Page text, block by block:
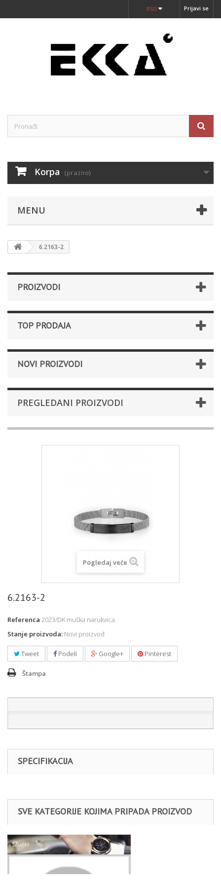
Prijavi se
RSD
Korpa (prazno)
MENU
6.2163-2
PROIZVODI
TOP PRODAJA
NOVI PROIZVODI
PREGLEDANI PROIZVODI
Pogledaj veće
6.2163-2
Referenca 2023/DK muška narukvica
Stanje proizvoda: Novi proizvod
Tweet Podeli Google+ Pinterest
Štampa
SPECIFIKACIJA
SVE KATEGORIJE KOJIMA PRIPADA PROIZVOD
Muški